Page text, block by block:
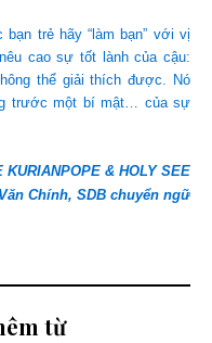
trẻ hãy “làm bạn” với vị
cao sự tốt lành của cậu:
thể giải thích được. Nó
trước một bí mật… của sự
KURIANPOPE & HOLY SEE
Văn Chính, SDB chuyển ngữ
từ